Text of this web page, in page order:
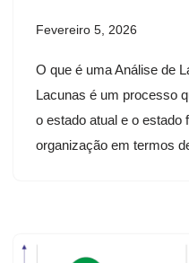
Fevereiro 5, 2026
O que é uma Análise de
Lacunas é um processo
o estado atual e o estado
organização em termos